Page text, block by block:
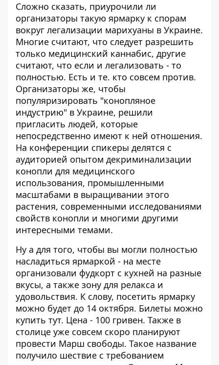
Сложно сказать, приурочили ли
организаторы такую ярмарку к спорам
вокруг легализации марихуаны в Украине.
Многие считают, что следует разрешить
только медицинский каннабис, другие
считают, что если и легализовать - то
полностью. Есть и те. кто совсем против.
Организаторы же, чтобы
популяризировать "конопляное
индустрию" в Украине, решили
пригласить людей, которые
непосредственно имеют к ней отношения.
На конференции спикеры делятся с
аудиторией опытом декриминализации
конопли для медицинского
использования, промышленными
масштабами в выращивании этого
растения, современными исследованиями
свойств конопли и многими другими
интересными темами.
Ну а для того, чтобы вы могли полностью
насладиться ярмаркой - на месте
организовали фудкорт с кухней на разные
вкусы, а также зону для релакса и
удовольствия. К слову, посетить ярмарку
можно будет до 14 октября. Билеты можно
купить тут. Цена - 100 гривен. Также в
столице уже совсем скоро планируют
провести Марш свободы. Такое название
получило шествие с требованием